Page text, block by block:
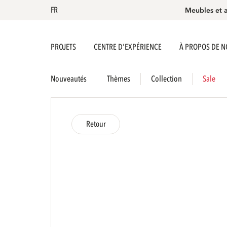
FR Meubles et
PROJETS CENTRE D'EXPÉRIENCE À PROPOS DE
Nouveautés Thèmes Collection Sale
Retour